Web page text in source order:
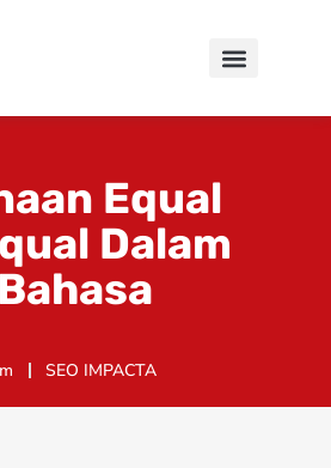
Equal
Dalam
SEO IMPACTA